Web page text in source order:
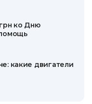
ко Дню
какие двигатели